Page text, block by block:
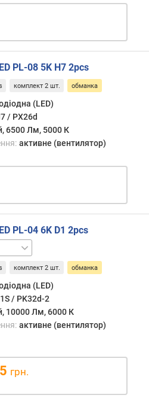
PL-08 5K H7 2pcs
комплект 2 шт. обманка
(LED)
/ PX26d
6500 Лм, 5000 К
активне (вентилятор)
PL-04 6K D1 2pcs
комплект 2 шт. обманка
(LED)
/ PK32d-2
10000 Лм, 6000 К
активне (вентилятор)
грн.